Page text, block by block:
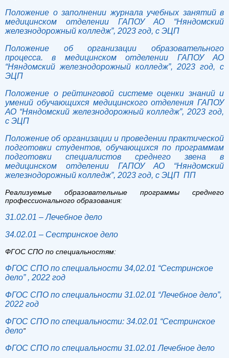
Положение о заполнении журнала учебных занятий в
медицинском отделении ГАПОУ АО “Няндомский
железнодорожный колледж”, 2023 год, с ЭЦП
Положение об организации образовательного
процесса. в медицинском отделении ГАПОУ АО
“Няндомский железнодорожный колледж”, 2023 год, с
ЭЦП
Положение о рейтинговой системе оценки знаний и
умений обучающихся медицинского отделения ГАПОУ
АО “Няндомский железнодорожный колледж”, 2023 год,
с ЭЦП
Положение об организации и проведении практической
подготовки студентов, обучающихся по программам
подготовки специалистов среднего звена в
медицинском отделении ГАПОУ АО “Няндомский
железнодорожный колледж”, 2023 год, с ЭЦП ПП
Реализуемые образовательные программы среднего
профессионального образования:
31.02.01 – Лечебное дело
34.02.01 – Сестринское дело
ФГОС СПО по специальностям:
ФГОС СПО по специальности 34,02.01 “Сестринское
дело” , 2022 год
ФГОС СПО по специальности 31.02.01 “Лечебное дело”,
2022 год
ФГОС СПО по специальности: 34.02.01 “Сестринское
дело”
ФГОС СПО по специальности 31.02.01 Лечебное дело